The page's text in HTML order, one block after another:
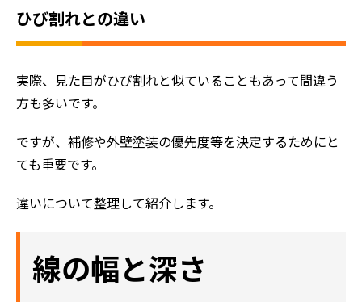
ひび割れとの違い
実際、見た目がひび割れと似ていることもあって間違う
方も多いです。
ですが、補修や外壁塗装の優先度等を決定するためにと
ても重要です。
違いについて整理して紹介します。
線の幅と深さ